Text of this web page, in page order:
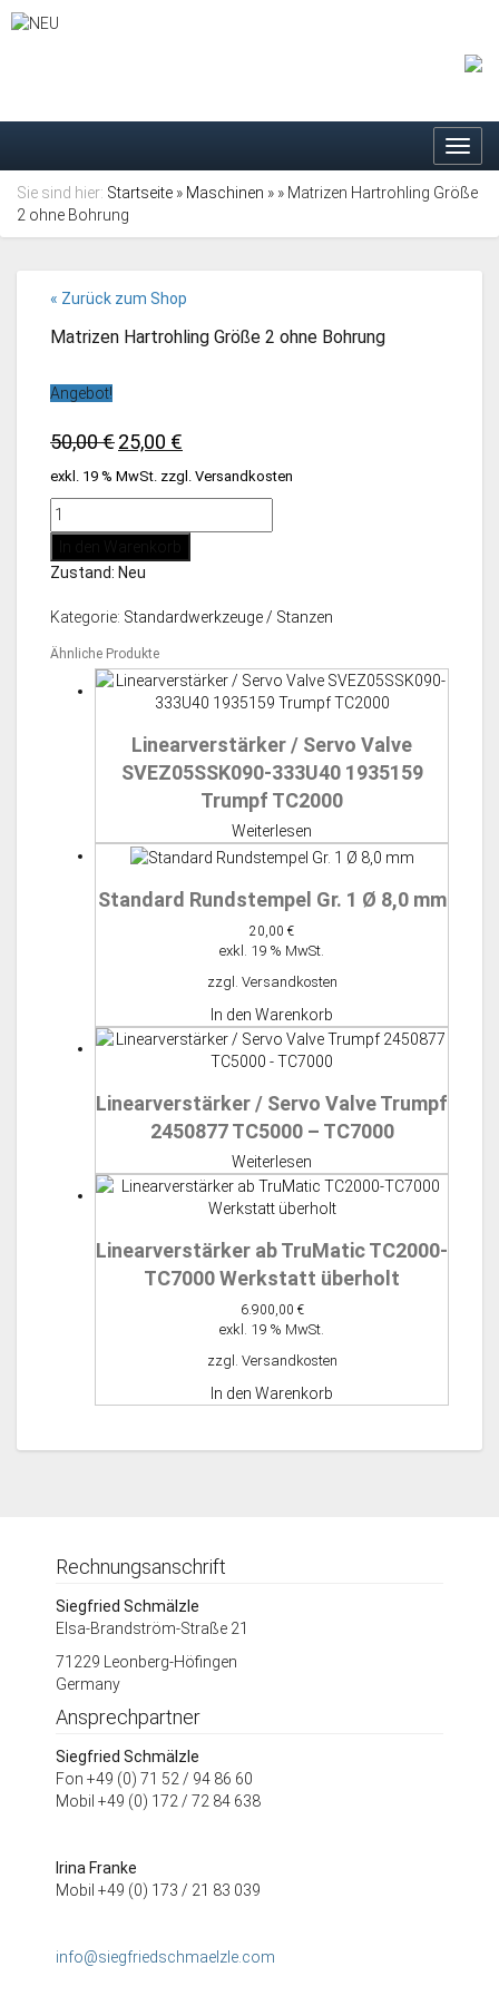
Sie sind hier: Startseite » Maschinen » » Matrizen Hartrohling Größe
2 ohne Bohrung
« Zurück zum Shop
Matrizen Hartrohling Größe 2 ohne Bohrung
Angebot!
50,00€Ursprünglicher
Preis
war:
25,00 €
Preis
ist:
exkl. 19 % MwSt. zzgl. Versandkosten
Matrizen
Hartrohling
2
Bohrung
Menge
Zustand: Neu
Kategorie: Standardwerkzeuge / Stanzen
Ähnliche Produkte
Linearverstärker / Servo Valve
SVEZ05SSK090-333U40 1935159
Trumpf TC2000
Weiterlesen
Standard Rundstempel Gr. 1 Ø 8,0 mm
20,00 €
exkl. 19 % MwSt.
zzgl. Versandkosten
In den Warenkorb
Linearverstärker / Servo Valve Trumpf
2450877 TC5000 – TC7000
Weiterlesen
Linearverstärker ab TruMatic TC2000-
TC7000 Werkstatt überholt
6.900,00 €
exkl. 19 % MwSt.
zzgl. Versandkosten
In den Warenkorb
Rechnungsanschrift
Siegfried Schmälzle
Elsa-Brandström-Straße 21
71229 Leonberg-Höfingen
Germany
Ansprechpartner
Siegfried Schmälzle
Fon +49 (0) 71 52 / 94 86 60
Mobil +49 (0) 172 / 72 84 638
Irina Franke
Mobil +49 (0) 173 / 21 83 039
info@siegfriedschmaelzle.com